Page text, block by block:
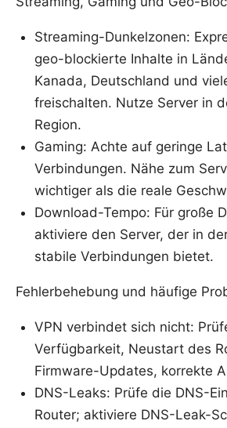
Streaming-Dunkelzonen:
geo-blockierte Inhalte in
Kanada, Deutschland und
freischalten. Nutze Server in
Region.
Gaming: Achte auf geringe
Verbindungen. Nähe zum
wichtiger als die reale
Download-Tempo: Für große
aktiviere den Server, der in
stabile Verbindungen bietet.
Fehlerbehebung und häufige
VPN verbindet sich nicht:
Verfügbarkeit, Neustart des
Firmware-Updates, korrekte
DNS-Leaks: Prüfe die DNS-
Router; aktiviere DNS-Leak-